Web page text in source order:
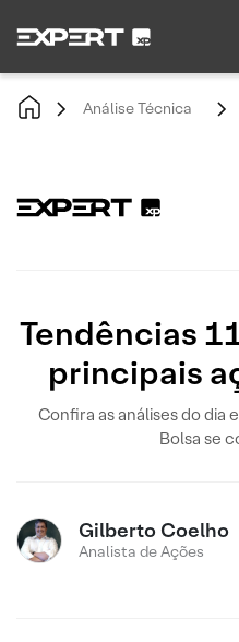
Análise Técnica
Tendências
principais
Confira as análises do dia
Bolsa se
Gilberto Coelho
Analista de Ações